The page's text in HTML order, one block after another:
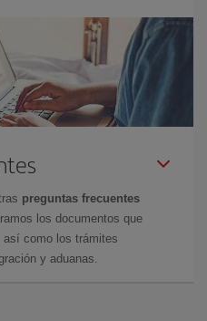
preguntas frecuentes
los documentos que
así como los trámites
y aduanas.